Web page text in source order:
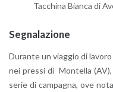
Tac­chi­na Bian­ca di
Se­gna­la­zio­ne
Du­ran­te un viag­gio di
nei pres­si di Mon­tel­la
se­rie di cam­pa­gna, ove